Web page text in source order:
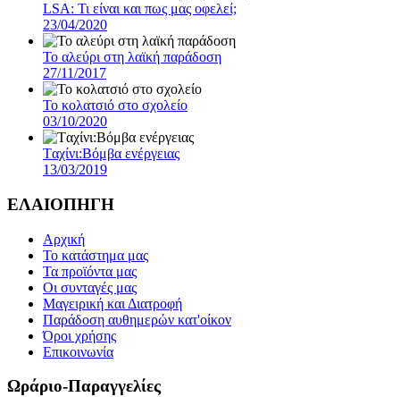
LSA: Τι είναι και πως μας οφελεί;
23/04/2020
To αλεύρι στη λαϊκή παράδοση
27/11/2017
To κολατσιό στο σχολείο
03/10/2020
Tαχίνι:Βόμβα ενέργειας
13/03/2019
ΕΛΑΙΟΠΗΓΗ
Αρχική
Το κατάστημα μας
Τα προϊόντα μας
Οι συνταγές μας
Μαγειρική και Διατροφή
Παράδοση αυθημερών κατ'οίκον
Όροι χρήσης
Επικοινωνία
Ωράριο-Παραγγελίες